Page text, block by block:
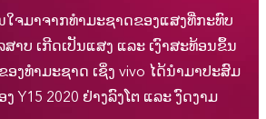
ໃຈມາຈາກທຳມະຊາດຂອງແສງທີ່ກະທົບ
ສາບ ເກີດເປັນແສງ ແລະ ເງົາສະທ້ອນຂຶ້ນ
ງທຳມະຊາດ ເຊິ່ງ vivo ໄດ້ນໍາມາປະສົມ
Y15 2020 ຢ່າງລົງໂຕ ແລະ ງົດງາມ